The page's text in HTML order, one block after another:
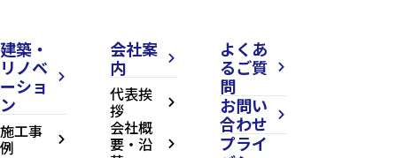
建築・
リノベ
ーショ
ン
arrow_forward_ios
施工事
例 arrow_forward_ios
会社案
内
arrow_forward_ios
代表挨
拶 arrow_forward_ios
会社概
要・沿 arrow_forward_ios
よくあ
るご質
問
arrow_forward_ios
お問い
合わせ
arrow_forward_ios
プライ